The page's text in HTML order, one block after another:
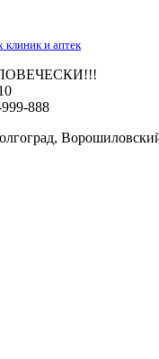
клиник и аптек
888